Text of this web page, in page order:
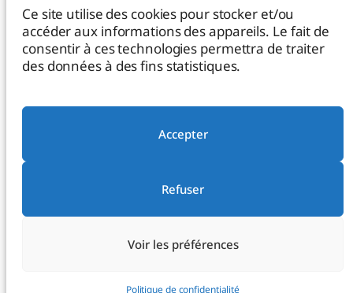
Ce site utilise des cookies pour stocker et/ou
accéder aux informations des appareils. Le fait de
consentir à ces technologies permettra de traiter
des données à des fins statistiques.
Accepter
Refuser
Voir les préférences
Politique de confidentialité
Maintenance de site WordPress
Migration de site Internet
Bénévolat de compétences